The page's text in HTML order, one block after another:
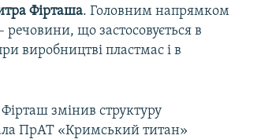
Фірташа. Головним напрямком
що застосовується в
виробництві пластмас і в
змінив структуру
ПрАТ «Кримський титан»